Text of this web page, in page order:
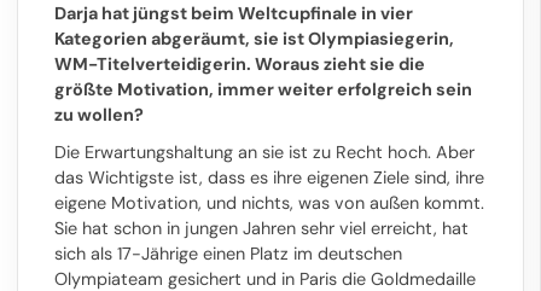
Darja hat jüngst beim Weltcupfinale in vier
Kategorien abgeräumt, sie ist Olympiasiegerin,
WM-Titelverteidigerin. Woraus zieht sie die
größte Motivation, immer weiter erfolgreich sein
zu wollen?
Die Erwartungshaltung an sie ist zu Recht hoch. Aber
das Wichtigste ist, dass es ihre eigenen Ziele sind, ihre
eigene Motivation, und nichts, was von außen kommt.
Sie hat schon in jungen Jahren sehr viel erreicht, hat
sich als 17-Jährige einen Platz im deutschen
Olympiateam gesichert und in Paris die Goldmedaille